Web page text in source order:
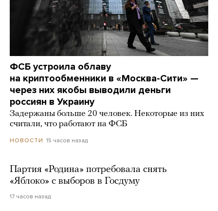
ФСБ устроила облаву
на криптообменники в «Москва-Сити» —
через них якобы выводили деньги
россиян в Украину
Задержаны больше 20 человек. Некоторые из них
считали, что работают на ФСБ
НОВОСТИ 15 часов назад
Партия «Родина» потребовала снять
«Яблоко» с выборов в Госдуму
17 часов назад